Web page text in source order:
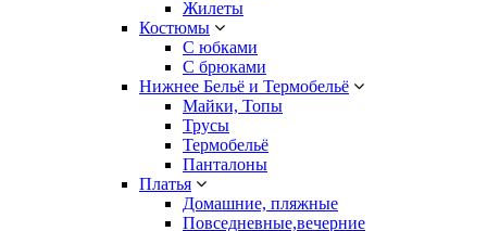
Жилеты
Костюмы
С юбками
С брюками
Нижнее Бельё и Термобельё
Майки, Топы
Трусы
Термобельё
Панталоны
Платья
Домашние, пляжные
Повседневные,вечерние